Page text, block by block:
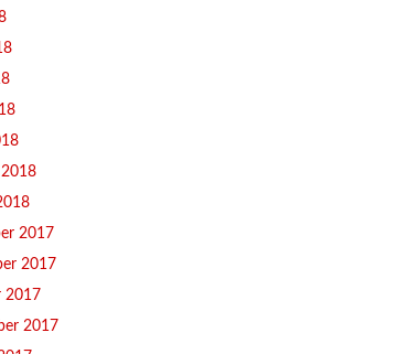
2018
2017
2017
2017
2017